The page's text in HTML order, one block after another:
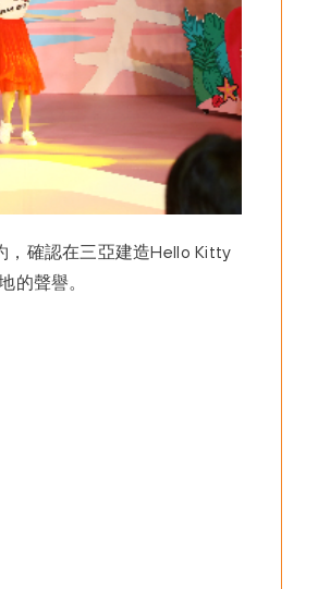
，確認在三亞建造Hello Kitty
的聲譽。